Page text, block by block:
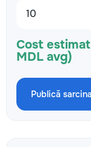
Cost
MDL avg)
Publică